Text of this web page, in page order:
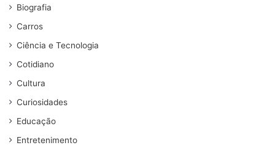
Biografia
Carros
Ciência e Tecnologia
Cotidiano
Cultura
Curiosidades
Educação
Entretenimento